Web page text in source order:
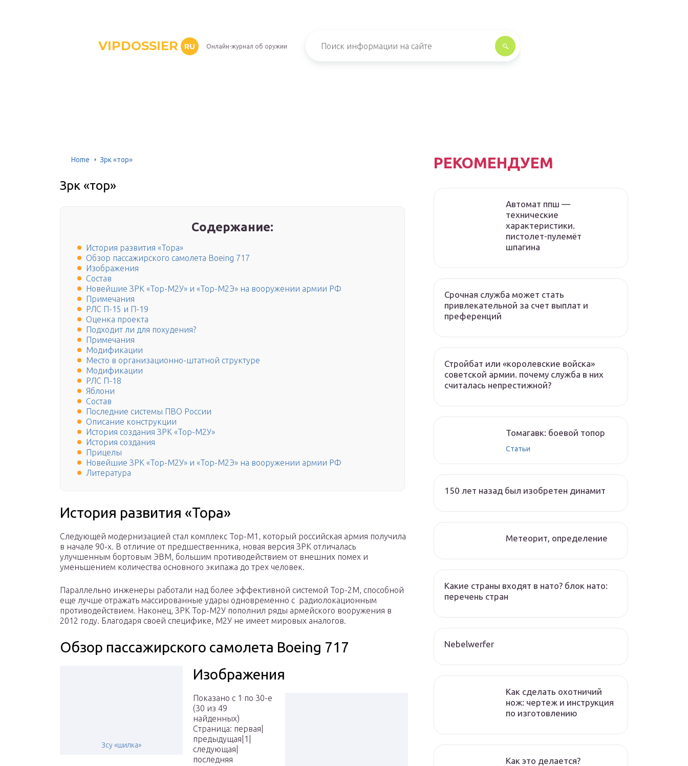
VIPDOSSIER RU Онлайн-журнал об оружии
Home Зрк «тор»
Зрк «тор»
Содержание:
История развития «Тора»
Обзор пассажирского самолета Boeing 717
Изображения
Состав
Новейшие ЗРК «Тор-М2У» и «Тор-М2Э» на вооружении армии РФ
Примечания
РЛС П-15 и П-19
Оценка проекта
Подходит ли для похудения?
Примечания
Модификации
Место в организационно-штатной структуре
Модификации
РЛС П-18
Яблони
Состав
Последние системы ПВО России
Описание конструкции
История создания ЗРК «Тор-М2У»
История создания
Прицелы
Новейшие ЗРК «Тор-М2У» и «Тор-М2Э» на вооружении армии РФ
Литература
История развития «Тора»
Следующей модернизацией стал комплекс Тор-М1, который российская армия получила
в начале 90-х. В отличие от предшественника, новая версия ЗРК отличалась
улучшенным бортовым ЭВМ, большим противодействием от внешних помех и
уменьшением количества основного экипажа до трех человек.
Параллельно инженеры работали над более эффективной системой Тор-2М, способной
еще лучше отражать массированные удары одновременно с радиолокационным
противодействием. Наконец, ЗРК Тор-М2У пополнил ряды армейского вооружения в
2012 году. Благодаря своей специфике, М2У не имеет мировых аналогов.
Обзор пассажирского самолета Boeing 717
Зсу «шилка»
Изображения
Показано с 1 по 30-е
(30 из 49
найденных)
Страница: первая|
предыдущая|1|
следующая|
последняя
РЕКОМЕНДУЕМ
Автомат ппш —
технические
характеристики.
пистолет-пулемёт
шпагина
Срочная служба может стать
привлекательной за счет выплат и
преференций
Стройбат или «королевские войска»
советской армии. почему служба в них
считалась непрестижной?
Томагавк: боевой топор
Статьи
150 лет назад был изобретен динамит
Метеорит, определение
Какие страны входят в нато? блок нато:
перечень стран
Nebelwerfer
Как сделать охотничий
нож: чертеж и инструкция
по изготовлению
Как это делается?